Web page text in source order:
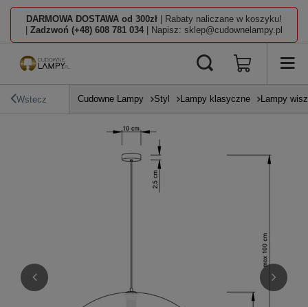
DARMOWA DOSTAWA od 300zł | Rabaty naliczane w koszyku!
Zadzwoń (+48) 608 781 034 | Napisz: sklep@cudownelampy.pl
Wstecz Cudowne Lampy Styl Lampy klasyczne Lampy